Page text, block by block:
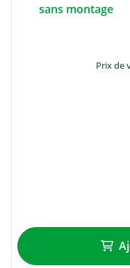
sans montage
Prix de